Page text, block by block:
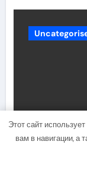
Этот сайт
вам в навигации, а